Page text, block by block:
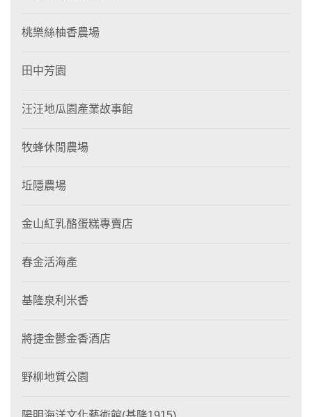
桃樂絲柚香農場
田中芳園
汪汪地瓜園產業故事館
牧蜂休閒農場
坵隱農場
金山紅乳酪蛋糕專賣店
春金活海產
基隆泉利米香
將捷金鬱金香酒店
野柳地質公園